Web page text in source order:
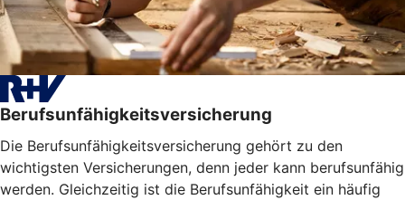
Berufsunfähigkeitsversicherung
Die Berufsunfähigkeitsversicherung gehört zu den
wichtigsten Versicherungen, denn jeder kann berufsunfähig
werden. Gleichzeitig ist die Berufsunfähigkeit ein häufig